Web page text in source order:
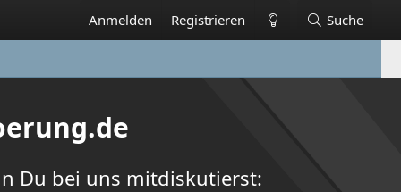
Anmelden Registrieren Suche
Du bei uns mitdiskutierst: